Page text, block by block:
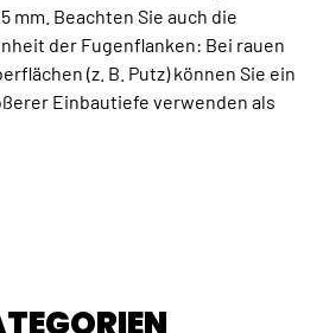
mm. Beachten Sie auch die
der Fugenflanken: Bei rauen
(z. B. Putz) können Sie ein
Einbautiefe verwenden als